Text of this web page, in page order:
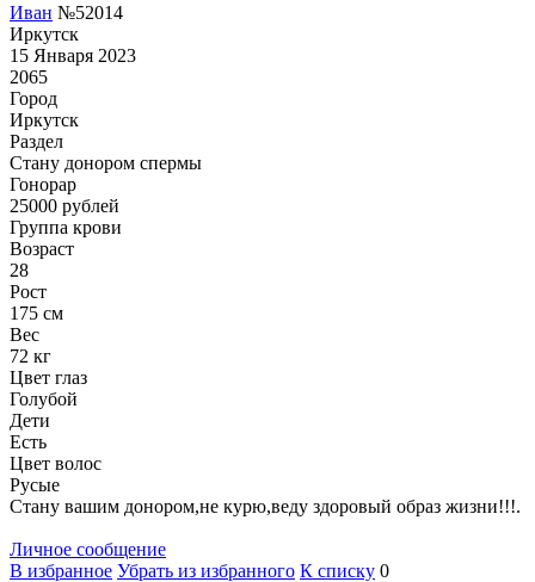
Иван №52014
Иркутск
15 Января 2023
2065
Город
Иркутск
Раздел
Стану донором спермы
Гонoрар
25000 рублей
Группа крови
Возраст
28
Рост
175 см
Вес
72 кг
Цвет глаз
Голубой
Дети
Есть
Цвет волос
Русые
Стану вашим донором,не курю,веду здоровый образ жизни!!!.
Личное сообщение
В избранное Убрать из избранного К списку 0